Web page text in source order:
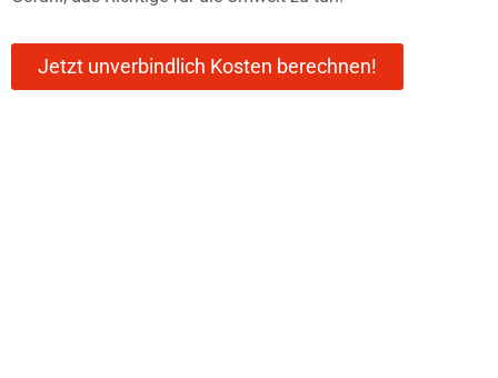
Jetzt unverbindlich Kosten berechnen!